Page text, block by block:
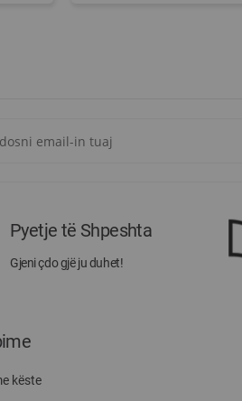
Pyetje të Shpeshta
Gjeni çdo gjë ju duhet!
këste